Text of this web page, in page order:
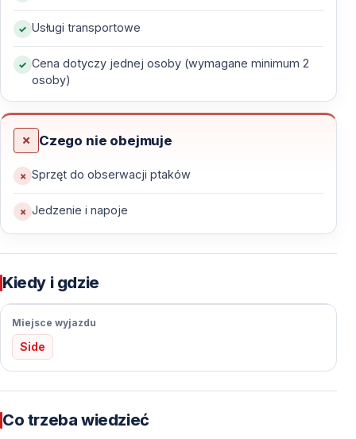
Najlepsze Okresy Migracyjne
Migracja wiosenna — marzec – czerwiec
Migracja jesienna — koniec sierpnia – październik
W tych miesiącach ptaki osiadłe i wędrowne występują
jednocześnie — każda wyprawa przynosi inne
obserwacje.
Najważniejsze Atrakcje Birdwatchingu w Turcji
Od nadmorskich lagun po wysokogórskie ekosystemy
— Turcja oferuje wyjątkową różnorodność środowisk
Charakterystyczne Gatunki i Regiony
Flamingi nad Jeziorem Tuz — rozległe solniska i duże
stada
Bociany i ptaki drapieżne w Kapadocji — spektakularne
Usługi transportowe
Cena dotyczy jednej osoby (wymagane minimum 2
osoby)
Czego nie obejmuje
Sprzęt do obserwacji ptaków
Jedzenie i napoje
Kiedy i gdzie
Miejsce wyjazdu
Side
Co trzeba wiedzieć